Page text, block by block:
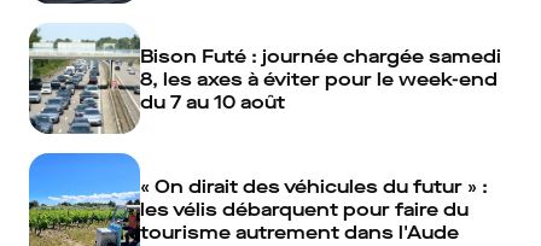
Bison Futé : journée chargée samedi
8, les axes à éviter pour le week-end
du 7 au 10 août
« On dirait des véhicules du futur » :
les vélis débarquent pour faire du
tourisme autrement dans l'Aude